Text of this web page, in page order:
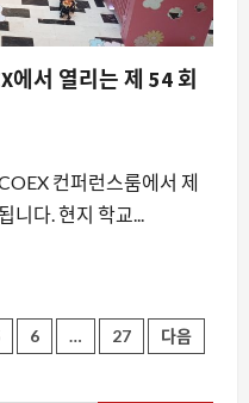
에서 열리는 제 54 회
컨퍼런스룸에서 제
니다. 현지 학교...
6 … 27 다음
멀티 모니터 환경의 숨은
0
0
모트 플레이가 갑자기 멈
가 원인일 수 있습니다